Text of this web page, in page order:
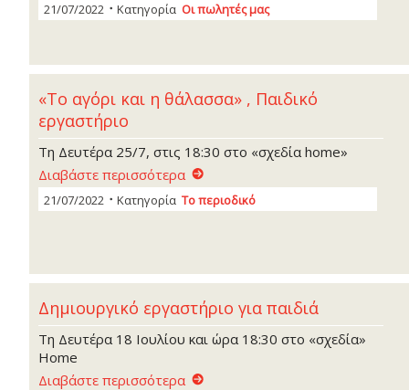
21/07/2022 Κατηγορία Οι πωλητές μας
«Το αγόρι και η θάλασσα» , Παιδικό
εργαστήριο
Τη Δευτέρα 25/7, στις 18:30 στο «σχεδία home»
Διαβάστε περισσότερα
21/07/2022 Κατηγορία Το περιοδικό
Δημιουργικό εργαστήριο για παιδιά
Τη Δευτέρα 18 Ιουλίου και ώρα 18:30 στο «σχεδία»
Home
Διαβάστε περισσότερα